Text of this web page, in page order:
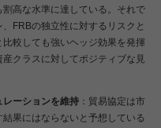
高な水準に達している。それで
FRBの独立性に対するリスクと
較しても強いヘッジ効果を発揮
クラスに対してポジティブな見
ーションを維持 ：貿易協定は市
果にはならないと予想している